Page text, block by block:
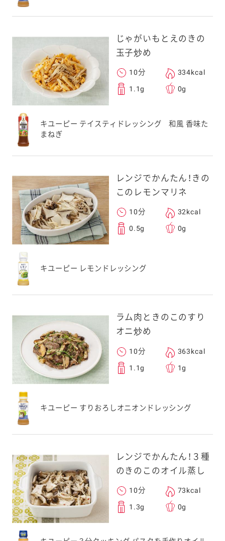
じゃがいもとえのきの
玉子炒め
10分 334kcal
1.1g 0g
キユーピー テイスティドレッシング 和風 香味た
まねぎ
レンジでかんたん！きの
このレモンマリネ
10分 32kcal
0.5g 0g
キユーピー レモンドレッシング
ラム肉ときのこのすり
オニ炒め
10分 363kcal
1.1g 1g
キユーピー すりおろしオニオンドレッシング
レンジでかんたん！３種
のきのこのオイル蒸し
10分 73kcal
1.3g 0g